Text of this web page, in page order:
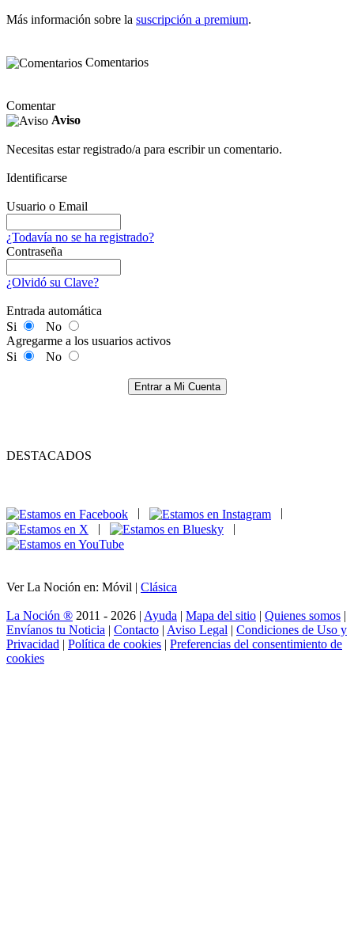
Más información sobre la suscripción a premium.
Comentarios
Comentar
Aviso
Necesitas estar registrado/a para escribir un comentario.
Identificarse
Usuario o Email
¿Todavía no se ha registrado?
Contraseña
¿Olvidó su Clave?
Entrada automática
Si
No
Agregarme a los usuarios activos
Si
No
Entrar a Mi Cuenta
DESTACADOS
|
|
Ver La Noción en: Móvil | Clásica
La Noción ® 2011 - 2026 | Ayuda | Mapa del sitio | Quienes somos |
Envíanos tu Noticia | Contacto | Aviso Legal | Condiciones de Uso y
Privacidad | Política de cookies | Preferencias del consentimiento de
cookies